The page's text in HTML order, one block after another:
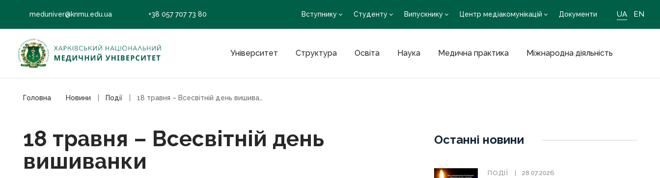
meduniver@knmu.edu.ua +38 057 707 73 80 Вступнику Студенту Випускнику Центр медіакомунікацій Документи UA EN
Університет Структура Освіта Наука Медична практика Міжнародна діяльність
Головна Новини Події
18 травня – Всесвітній день
вишиванки
Останні новини
ПОДІЇ 28.07.2026